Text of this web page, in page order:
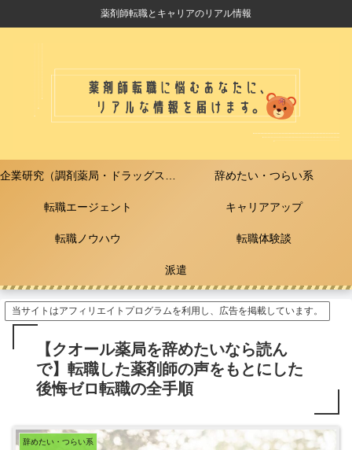
薬剤師転職とキャリアのリアル情報
企業研究（調剤薬局・ドラッグストア） 辞めたい・つらい系
転職エージェント キャリアアップ
転職ノウハウ 転職体験談
派遣
当サイトはアフィリエイトプログラムを利用し、広告を掲載しています。
【クオール薬局を辞めたいなら読ん
で】転職した薬剤師の声をもとにした
後悔ゼロ転職の全手順
辞めたい・つらい系